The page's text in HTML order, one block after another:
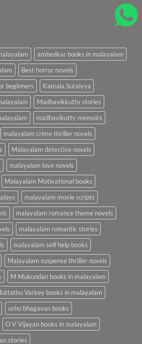
ambedkar books in malayalam
Best horror novels
beginners
Kamala Suraiyya
Madhavikkutty stories
madhavikutty memoirs
malayalam crime thriller novels
Malayalam detective novels
malayalam love novels
Malayalam Motivational books
malayalam movie scripts
malayalam romance theme novels
malayalam romantic stories
malayalam self help books
Malayalam suspense thriller novels
M Mukundan books in malayalam
Varkey books in malayalam
osho bhagavan books
O V Vijayan books in malayalam
stories